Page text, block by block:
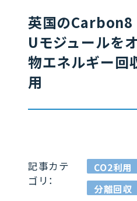
英国のCarbon8
Uモジュールを
物エネルギー回
用
記事カテ
ゴリ：
CO2利用
分離回収